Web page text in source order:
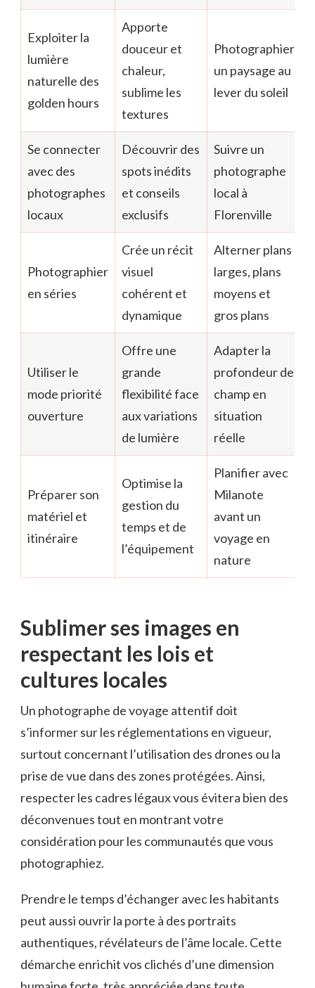
Exploiter la
lumière
naturelle des
golden hours
Apporte
douceur et
chaleur,
sublime les
textures
Photographier
un paysage au
lever du soleil
Se connecter
avec des
photographes
locaux
Découvrir des
spots inédits
et conseils
exclusifs
Suivre un
photographe
local à
Florenville
Photographier
en séries
Crée un récit
visuel
cohérent et
dynamique
Alterner plans
larges, plans
moyens et
gros plans
Utiliser le
mode priorité
ouverture
Offre une
grande
flexibilité face
aux variations
de lumière
Adapter la
profondeur de
champ en
situation
réelle
Préparer son
matériel et
itinéraire
Optimise la
gestion du
temps et de
l’équipement
Planifier avec
Milanote
avant un
voyage en
nature
Sublimer ses images en
respectant les lois et
cultures locales
Un photographe de voyage attentif doit
s’informer sur les réglementations en vigueur,
surtout concernant l’utilisation des drones ou la
prise de vue dans des zones protégées. Ainsi,
respecter les cadres légaux vous évitera bien des
déconvenues tout en montrant votre
considération pour les communautés que vous
photographiez.
Prendre le temps d’échanger avec les habitants
peut aussi ouvrir la porte à des portraits
authentiques, révélateurs de l’âme locale. Cette
démarche enrichit vos clichés d’une dimension